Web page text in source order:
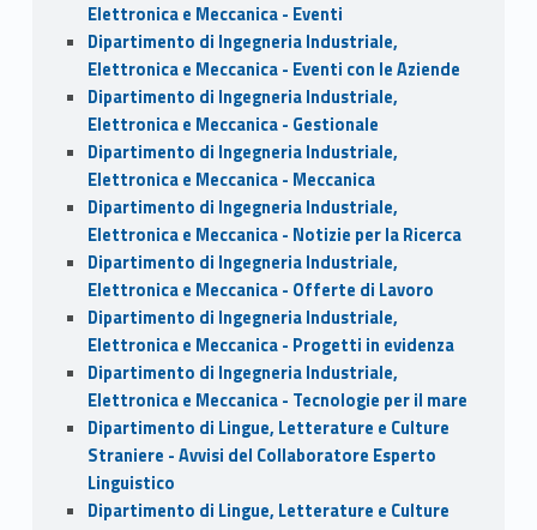
Elettronica e Meccanica - Eventi
Dipartimento di Ingegneria Industriale,
Elettronica e Meccanica - Eventi con le Aziende
Dipartimento di Ingegneria Industriale,
Elettronica e Meccanica - Gestionale
Dipartimento di Ingegneria Industriale,
Elettronica e Meccanica - Meccanica
Dipartimento di Ingegneria Industriale,
Elettronica e Meccanica - Notizie per la Ricerca
Dipartimento di Ingegneria Industriale,
Elettronica e Meccanica - Offerte di Lavoro
Dipartimento di Ingegneria Industriale,
Elettronica e Meccanica - Progetti in evidenza
Dipartimento di Ingegneria Industriale,
Elettronica e Meccanica - Tecnologie per il mare
Dipartimento di Lingue, Letterature e Culture
Straniere - Avvisi del Collaboratore Esperto
Linguistico
Dipartimento di Lingue, Letterature e Culture